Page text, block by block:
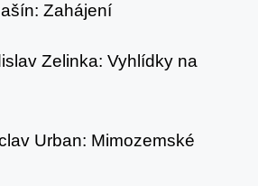
Zahájení
Zelinka: Vyhlídky na
Urban: Mimozemské